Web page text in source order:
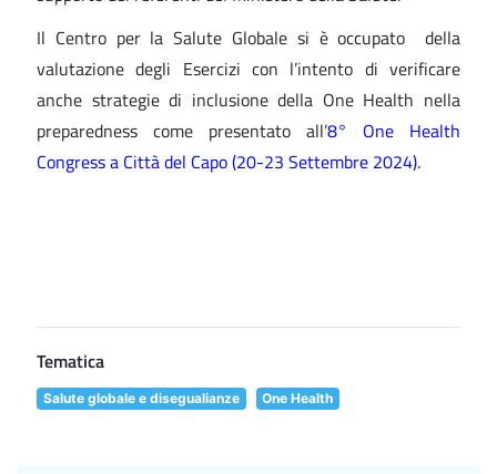
Il Centro per la Salute Globale si è occupato della
valutazione degli Esercizi con l’intento di verificare
anche strategie di inclusione della One Health nella
preparedness come presentato all’8° One Health
Congress a Città del Capo (20-23 Settembre 2024).
Tematica
Salute globale e disegualianze One Health